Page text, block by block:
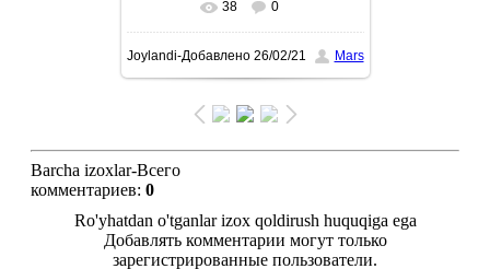
To'liq ko'rish-В реальном
размере 1080x1434/ 276.2Kb
38 0
Joylandi-Добавлено26/02/21 Mars
Barcha izoxlar-Всего
комментариев: 0
Ro'yhatdan o'tganlar izox qoldirush huquqiga ega
Добавлять комментарии могут только
зарегистрированные пользователи.